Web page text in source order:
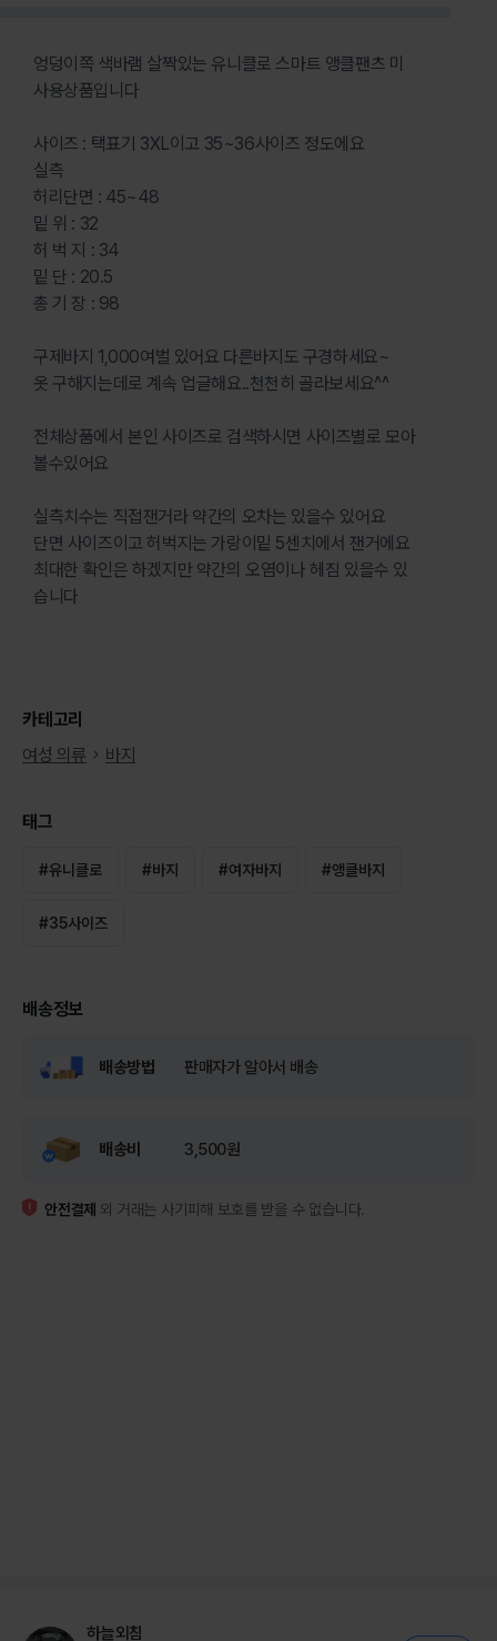
엉덩이쪽 색바램 살짝있는 유니클로 스마트 앵클팬츠 미
사용상품입니다
사이즈 : 택표기 3XL이고 35~36사이즈 정도에요
실측
허리단면 : 45~48
밑 위 : 32
허 벅 지 : 34
밑 단 : 20.5
총 기 장 : 98
구제바지 1,000여벌 있어요 다른바지도 구경하세요~
옷 구해지는데로 계속 업글해요..천천히 골라보세요^^
전체상품에서 본인 사이즈로 검색하시면 사이즈별로 모아
볼수있어요
실측치수는 직접잰거라 약간의 오차는 있을수 있어요
단면 사이즈이고 허벅지는 가랑이밑 5센치에서 잰거에요
최대한 확인은 하겠지만 약간의 오염이나 헤짐 있을수 있
습니다
카테고리
여성 의류
바지
태그
#유니클로 #바지 #여자바지 #앵클바지
#35사이즈
배송정보
배송방법 판매자가 알아서 배송
배송비 3,500원
안전결제 외 거래는 사기피해 보호를 받을 수 없습니다.
하늘외침